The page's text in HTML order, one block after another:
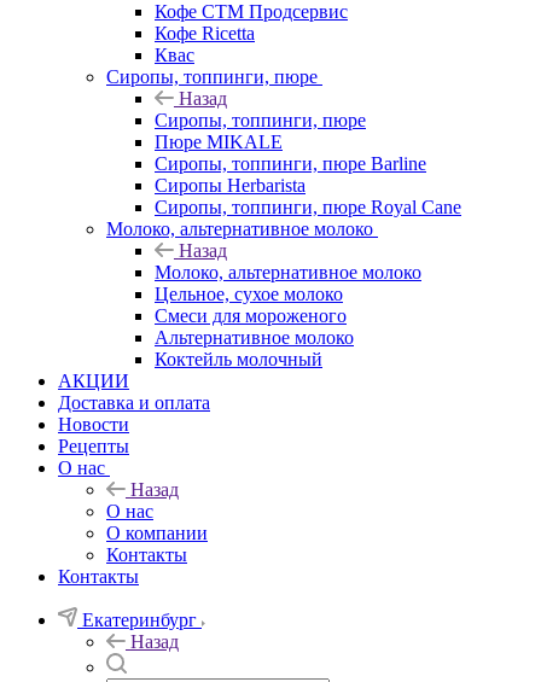
Кофе СТМ Продсервис
Кофе Ricetta
Квас
Сиропы, топпинги, пюре
Назад
Сиропы, топпинги, пюре
Пюре MIKALE
Сиропы, топпинги, пюре Barline
Сиропы Herbarista
Сиропы, топпинги, пюре Royal Cane
Молоко, альтернативное молоко
Назад
Молоко, альтернативное молоко
Цельное, сухое молоко
Смеси для мороженого
Альтернативное молоко
Коктейль молочный
АКЦИИ
Доставка и оплата
Новости
Рецепты
О нас
Назад
О нас
О компании
Контакты
Контакты
Екатеринбург
Назад